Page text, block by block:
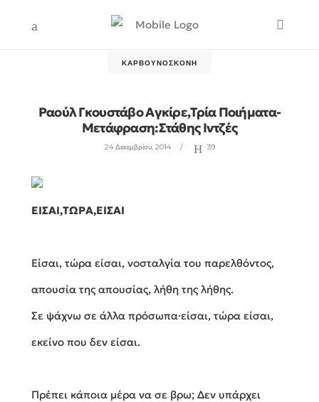
ΚΑΡΒΟΥΝΌΣΚΟΝΗ
Ραούλ Γκουστάβο Αγκίρε,Τρία Ποιήματα-
Μετάφραση:Στάθης Ιντζές
24 Δεκεμβρίου, 2014 39
ΕΙΣΑΙ,ΤΩΡΑ,ΕΙΣΑΙ
Είσαι, τώρα είσαι, νοσταλγία του παρελθόντος,
απουσία της απουσίας, λήθη της λήθης.
Σε ψάχνω σε άλλα πρόσωπα·είσαι, τώρα είσαι,
εκείνο που δεν είσαι.
Πρέπει κάποια μέρα να σε βρω; Δεν υπάρχει